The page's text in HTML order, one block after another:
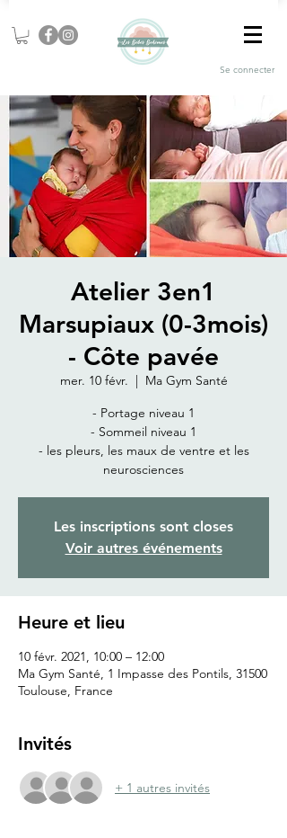
Se connecter
Atelier 3en1
Marsupiaux (0-3mois)
- Côte pavée
mer. 10 févr.
  |
Ma Gym Santé
- Portage niveau 1
- Sommeil niveau 1
- les pleurs, les maux de ventre et les
neurosciences
Les inscriptions sont closes
Voir autres événements
Heure et lieu
10 févr. 2021, 10:00 – 12:00
Ma Gym Santé, 1 Impasse des Pontils, 31500
Toulouse, France
Invités
+ 1 autres invités